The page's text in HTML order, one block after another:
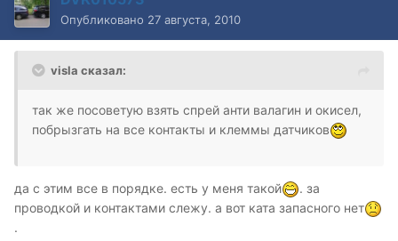
Опубликовано 27 августа, 2010
visla сказал:
так же посоветую взять спрей анти валагин и окисел,
побрызгать на все контакты и клеммы датчиков
да с этим все в порядке. есть у меня такой
. за
проводкой и контактами слежу. а вот ката запасного нет
.